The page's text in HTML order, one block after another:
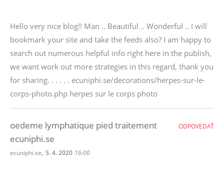
Hello very nice blog!! Man .. Beautiful .. Wonderful .. I will
bookmark your site and take the feeds also? I am happy to
search out numerous helpful info right here in the publish,
we want work out more strategies in this regard, thank you
for sharing. . . . . . ecuniphi.se/decorations/herpes-sur-le-
corps-photo.php herpes sur le corps photo
oedeme lymphatique pied traitement
ecuniphi.se
ecuniphi.se, 5. 4. 2020 16:00
ODPOVEDAŤ